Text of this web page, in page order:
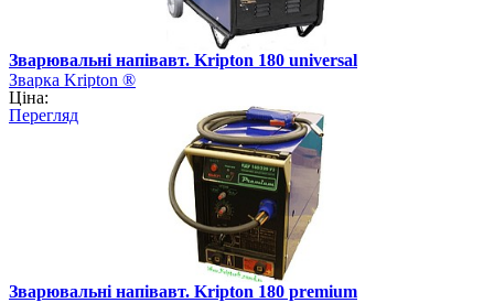
Зварювальні напівавт. Kripton 180 universal
Зварка Kripton ®
Ціна:
Перегляд
Зварювальні напівавт. Kripton 180 premium